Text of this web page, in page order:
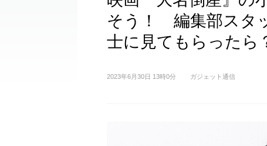
そう！ 編集部スタ
士に見てもらったら
2023年6月30日 13時0分 ガジェット通信